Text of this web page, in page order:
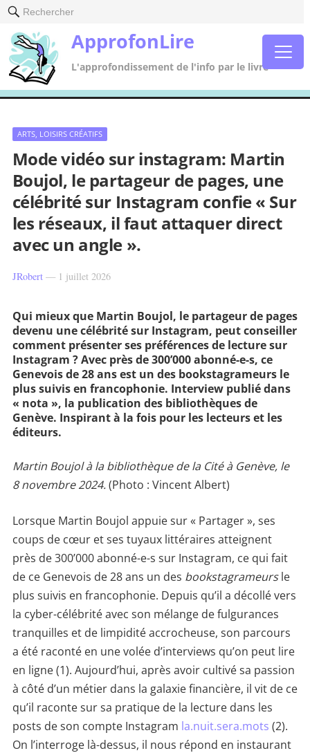
Rechercher
ApprofonLire
L'approfondissement de l'info par le livre
ARTS, LOISIRS CRÉATIFS
Mode vidéo sur instagram: Martin
Boujol, le partageur de pages, une
célébrité sur Instagram confie « Sur
les réseaux, il faut attaquer direct
avec un angle ».
JRobert— 1 juillet 2026
Qui mieux que Martin Boujol, le partageur de pages
devenu une célébrité sur Instagram, peut conseiller
comment présenter ses préférences de lecture sur
Instagram ?Avec près de 300’000 abonné-e-s, ce
Genevois de 28 ans est un des bookstagrameurs le
plus suivis en francophonie. Interview publié dans
« nota », la publication des bibliothèques de
Genève. Inspirant à la fois pour les lecteurs et les
éditeurs.
Martin Boujol à la bibliothèque de la Cité à Genève, le
8 novembre 2024.(Photo : Vincent Albert)
Lorsque Martin Boujol appuie sur « Partager », ses
coups de cœur et ses tuyaux littéraires atteignent
près de 300’000 abonné-e-s sur Instagram, ce qui fait
de ce Genevois de 28 ans un des bookstagrameursle
plus suivis en francophonie. Depuis qu’il a décollé vers
la cyber-célébrité avec son mélange de fulgurances
tranquilles et de limpidité accrocheuse, son parcours
a été raconté en une volée d’interviews qu’on peut lire
en ligne (1). Aujourd’hui, après avoir cultivé sa passion
à côté d’un métier dans la galaxie financière, il vit de ce
qu’il raconte sur sa pratique de la lecture dans les
posts de son compte Instagram la.nuit.sera.mots (2).
On l’interroge là-dessus, il nous répond en instaurant